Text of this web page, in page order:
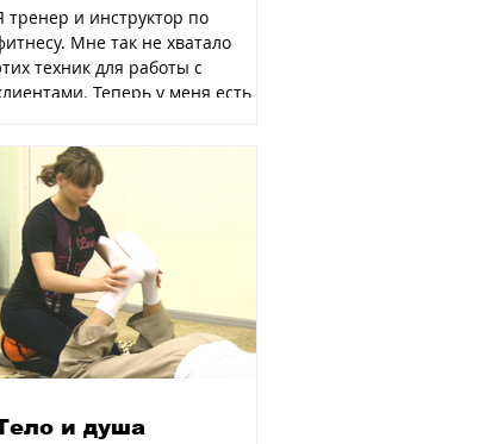
тренер и инструктор по
Мне так не хватало
техник для работы с
Теперь у меня есть
и душа